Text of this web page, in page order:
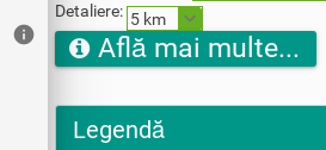
info
Detaliere: 5 km
Află mai multe...
Legendă